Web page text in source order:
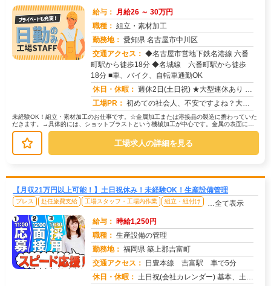
給与： 月給26 ～ 30万円
職種： 組立・素材加工
勤務地： 愛知県 名古屋市中川区
交通アクセス： ◆名古屋市営地下鉄名港線 六番
町駅から徒歩18分 ◆名城線 六番町駅から徒歩
18分 ■車、バイク、自転車通勤OK
休日・休暇： 週休2日(土日祝) ★大型連休あり ★年休120日以上
工場PR： 初めての社会人、不安ですよね？大丈夫！株式会社京栄センターなら、充実のサポート体制であなたをバックアップします！☆...
未経験OK！組立・素材加工のお仕事です。☆金属加工または溶接品の製造に携わっていた
だきます。→具体的には、ショットブラストという機械加工が中心です。金属の表面に小
さな粒を当てて、加工していきます...
工場求人の詳細を見る
【月収21万円以上可能！】土日祝休み！未経験OK！生産設備管理
プレス 赴任旅費支給 工場スタッフ・工場内作業 組立・組付け …全て表示
給与： 時給1,250円
職種： 生産設備の管理
勤務地： 福岡県 築上郡吉富町
交通アクセス：
日豊本線 吉富駅 車で5分
休日・休暇： 土日祝(会社カレンダー) 基本、土日祝（工場カレンダー）お正月、ＧＷ、お盆休暇あり